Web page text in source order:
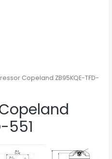
Copeland ZB95KQE-TFD-
551